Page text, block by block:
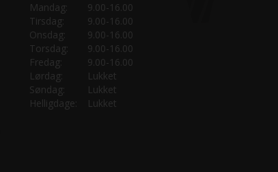
Mandag:
9.00-16.00
Tirsdag:
9.00-16.00
Onsdag:
9.00-16.00
Torsdag:
9.00-16.00
Fredag:
9.00-16.00
Lørdag:
Lukket
Søndag:
Lukket
Helligdage:
Lukket